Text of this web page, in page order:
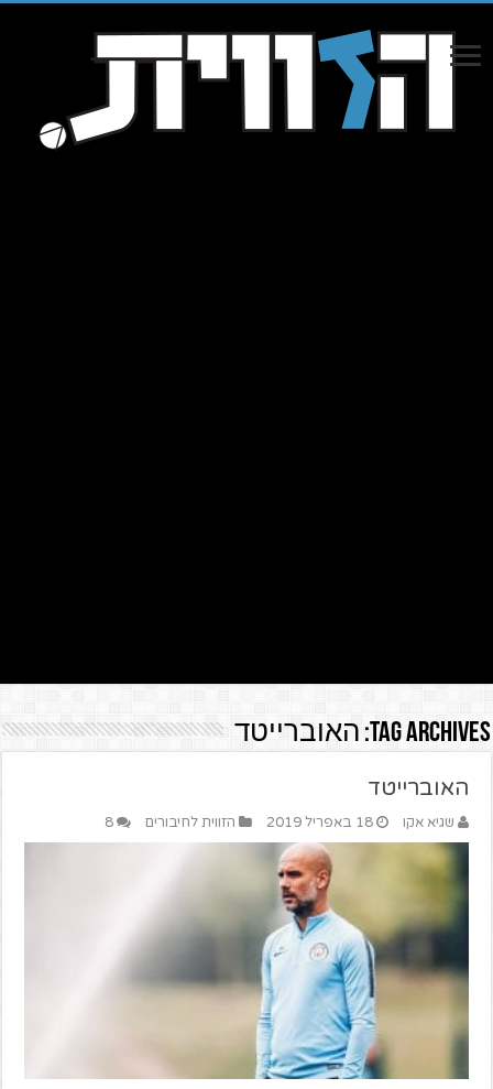
Tag Archives: האוברייטד
האוברייטד
שגיא אקו 18 באפריל 2019 הזווית לחיבורים 8